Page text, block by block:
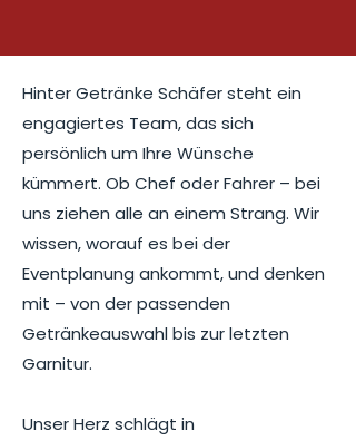
Hinter Getränke Schäfer steht ein
engagiertes Team, das sich
persönlich um Ihre Wünsche
kümmert. Ob Chef oder Fahrer – bei
uns ziehen alle an einem Strang. Wir
wissen, worauf es bei der
Eventplanung ankommt, und denken
mit – von der passenden
Getränkeauswahl bis zur letzten
Garnitur.
Unser Herz schlägt in